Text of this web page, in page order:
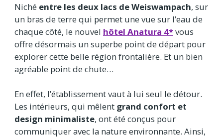
Niché entre les deux lacs de Weiswampach, sur
un bras de terre qui permet une vue sur l’eau de
chaque côté, le nouvel hôtel Anatura 4*vous
offre désormais un superbe point de départ pour
explorer cette belle région frontalière. Et un bien
agréable point de chute…
En effet, l’établissement vaut à lui seul le détour.
Les intérieurs, qui mêlent grand confort et
design minimaliste, ont été conçus pour
communiquer avec la nature environnante. Ainsi,